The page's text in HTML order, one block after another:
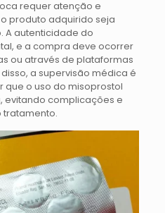
requer atenção e
produto adquirido seja
A autenticidade do
e a compra deve ocorrer
ou através de plataformas
a supervisão médica é
que o uso do misoprostol
evitando complicações e